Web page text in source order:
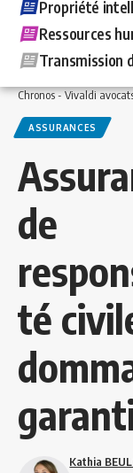
Propriété
Ressources
Transmission
Chronos - Vivaldi
ASSURANCES
de
té
Kathia